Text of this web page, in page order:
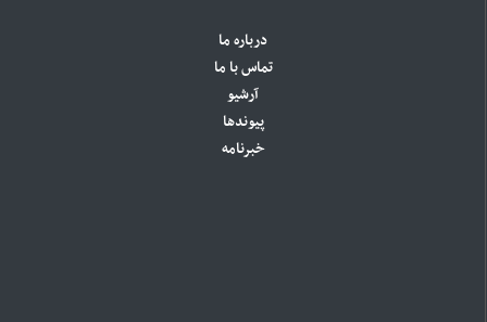
درباره ما
تماس با ما
آرشیو
پیوندها
خبرنامه